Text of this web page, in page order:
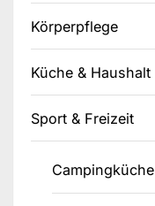
Körperpflege
Küche & Haushalt
Sport & Freizeit
Campingküche